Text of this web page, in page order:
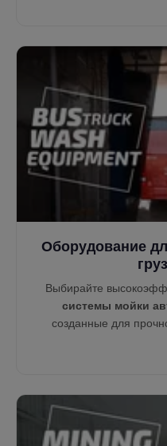
Оборудование
Выбирайте
системы мойки
созданные для
технологии в
решения помогают
ожидания и